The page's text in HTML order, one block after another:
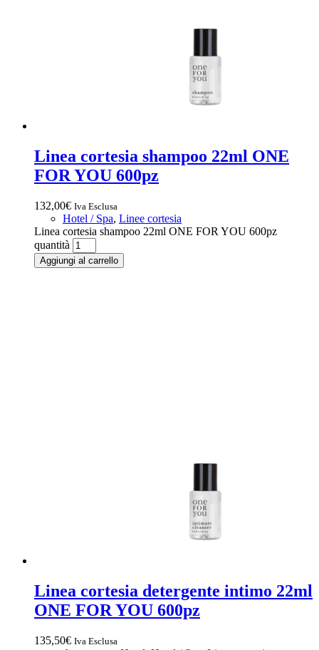
Linea cortesia shampoo 22ml ONE
FOR YOU 600pz
132,00€ Iva Esclusa
Hotel / Spa, Linee cortesia
Linea cortesia shampoo 22ml ONE FOR YOU 600pz
quantità
Aggiungi al carrello
Linea cortesia detergente intimo 22ml
ONE FOR YOU 600pz
135,50€ Iva Esclusa